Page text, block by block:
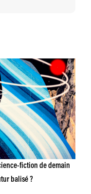
fiction de demain
balisé ?